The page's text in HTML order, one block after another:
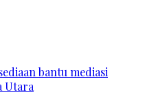
bantu mediasi
Utara